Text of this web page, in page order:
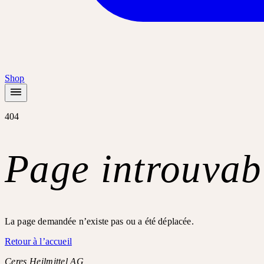
Shop
404
Page
La page demandée n’existe pas ou a été déplacée.
Retour à l’accueil
Ceres Heilmittel AG